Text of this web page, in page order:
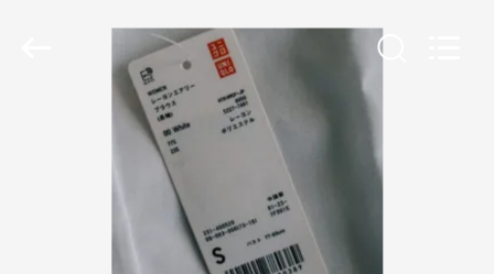
PRODUK
TENTANG